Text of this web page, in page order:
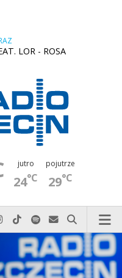
LOR - ROSA
jutro
24°C
pojutrze
29°C
do nas zadzwoń
nas na Facebook-u
nas na X
Odwiedź nas na Instagram-ie
Odwiedź nas na TikTok-u
Szukaj nas na Spotify
Wyślij do nas
Szukaj